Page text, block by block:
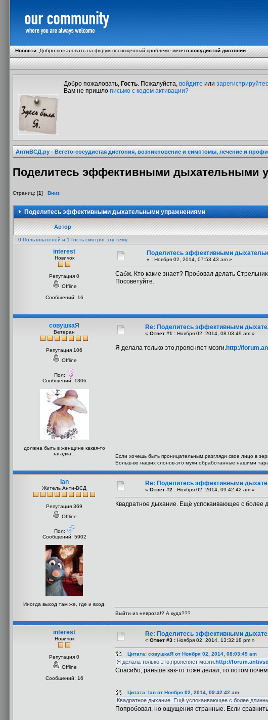
Новости:Добро пожаловать на форум посвященный проблемевегето-сосудистой дистонии
Добро пожаловать, Гость. Пожалуйста, войдите или
Вам не пришло письмо с кодом активации?
АнтиВСД.ру - Вегето-сосудистая дистония, возникновение и симптомы, лечение и
Поделитесь эффективными дыхательными
Страниц: [1] Вниз
Поделитесь эффективными дыхательными упражнениями
Автор
0 Пользователей и 1 Гость смотрят эту тему.
interest
Новичок
Репутация 0
Offline
Сообщений: 16
Поделитесь эффективными
« : Ноября 02, 2014, 07:53:43 am »
Сабж. Кто какие знает? Пробовал делать
Посоветуйте.
совушкаЯ
Ветеран
Репутация 106
Offline
Пол:
Сообщений: 1306
должна быть в женщине какая-то
загадка...
Re: Поделитесь эффективными
« Ответ #1 : Ноября 02, 2014, 08:03:49 am »
Я делала только это,проясняет мозги.http://
Если хочешь быть проницательным,разгляди свое лицо в
Больш-во наших слонов-это мухи,обработанные нашими
Ian
Житель Анти-ВСД
Репутация 369
Offline
Пол:
Сообщений: 5902
Иногда выход там же, где и вход.
Re: Поделитесь эффективными
« Ответ #2 : Ноября 02, 2014, 09:42:42 am »
Квадратное дыхание. Ещё успокаивающее с более
Выйти из невроза!? А куда???
interest
Новичок
Репутация 0
Offline
Сообщений: 16
Re: Поделитесь эффективными
« Ответ #3 : Ноября 02, 2014, 13:32:18 pm »
Цитата: совушкаЯ от Ноября 02, 2014, 08:03:49 am
Я делала только это,проясняет мозги. http://
Спасибо, раньше как-то тоже делал, то потом
Цитата: Ian от Ноября 02, 2014, 09:42:42 am
Квадратное дыхание. Ещё успокаивающее с более
Попробовал, но ощущения странные. Если